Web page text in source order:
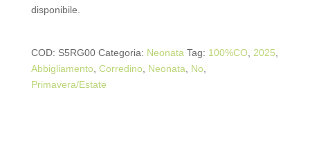
disponibile.
COD: S5RG00 Categoria: Neonata Tag: 100%CO, 2025
Abbigliamento Corredino Neonata No
Primavera/Estate